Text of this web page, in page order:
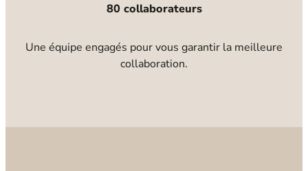
80 collaborateurs
Une équipe engagés pour vous garantir la meilleure
collaboration.